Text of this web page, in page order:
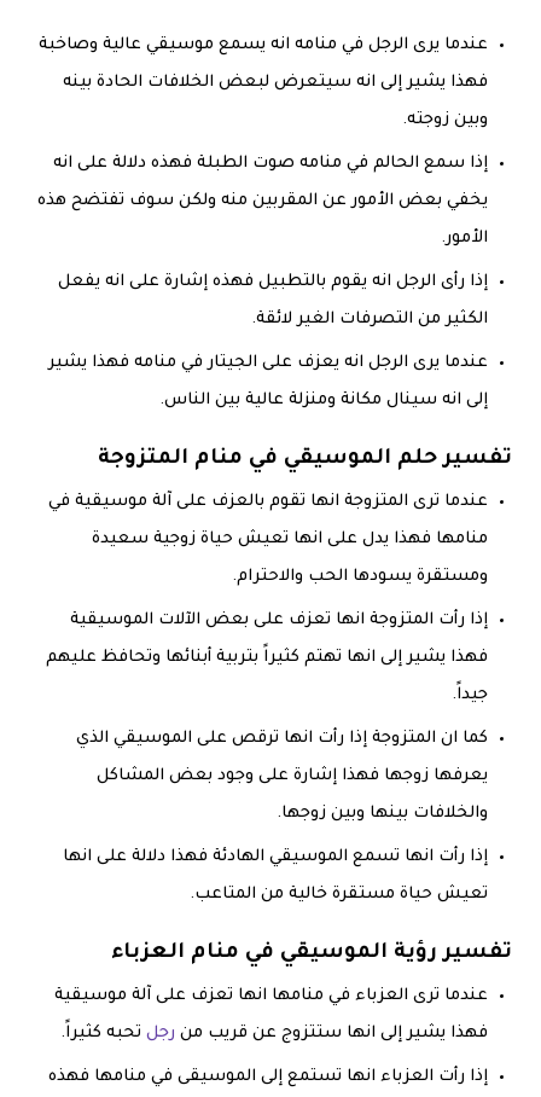
عندما يرى الرجل في منامه انه يسمع موسيقي عالية وصاخبة
فهذا يشير إلى انه سيتعرض لبعض الخلافات الحادة بينه
وبين زوجته.
إذا سمع الحالم في منامه صوت الطبلة فهذه دلالة على انه
يخفي بعض الأمور عن المقربين منه ولكن سوف تفتضح هذه
الأمور.
إذا رأى الرجل انه يقوم بالتطبيل فهذه إشارة على انه يفعل
الكثير من التصرفات الغير لائقة.
عندما يرى الرجل انه يعزف على الجيتار في منامه فهذا يشير
إلى انه سينال مكانة ومنزلة عالية بين الناس.
تفسير حلم الموسيقي في منام المتزوجة
عندما ترى المتزوجة انها تقوم بالعزف على آلة موسيقية في
منامها فهذا يدل على انها تعيش حياة زوجية سعيدة
ومستقرة يسودها الحب والاحترام.
إذا رأت المتزوجة انها تعزف على بعض الآلات الموسيقية
فهذا يشير إلى انها تهتم كثيراً بتربية أبنائها وتحافظ عليهم
جيداً.
كما ان المتزوجة إذا رأت انها ترقص على الموسيقي الذي
يعرفها زوجها فهذا إشارة على وجود بعض المشاكل
والخلافات بينها وبين زوجها.
إذا رأت انها تسمع الموسيقي الهادئة فهذا دلالة على انها
تعيش حياة مستقرة خالية من المتاعب.
تفسير رؤية الموسيقي في منام العزباء
عندما ترى العزباء في منامها انها تعزف على آلة موسيقية
فهذا يشير إلى انها ستتزوج عن قريب من رجلتحبه كثيراً.
إذا رأت العزباء انها تستمع إلى الموسيقى في منامها فهذه